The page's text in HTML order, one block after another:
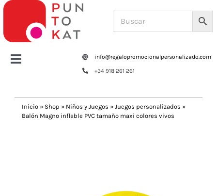
Saltar
contenido
Toggle
Tazas y botellas
info@regalopromocionalpersonalizado.com
+34 918 261 261
Inicio » Shop » Niños y Juegos » Juegos personalizados »
Balón Magno inflable PVC tamaño maxi colores vivos